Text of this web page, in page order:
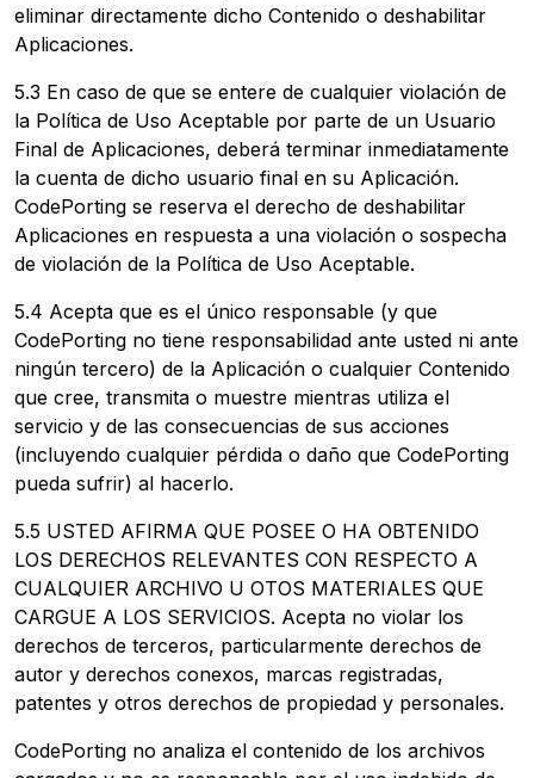
eliminar directamente dicho Contenido o deshabilitar
Aplicaciones.
5.3 En caso de que se entere de cualquier violación de
la Política de Uso Aceptable por parte de un Usuario
Final de Aplicaciones, deberá terminar inmediatamente
la cuenta de dicho usuario final en su Aplicación.
CodePorting se reserva el derecho de deshabilitar
Aplicaciones en respuesta a una violación o sospecha
de violación de la Política de Uso Aceptable.
5.4 Acepta que es el único responsable (y que
CodePorting no tiene responsabilidad ante usted ni ante
ningún tercero) de la Aplicación o cualquier Contenido
que cree, transmita o muestre mientras utiliza el
servicio y de las consecuencias de sus acciones
(incluyendo cualquier pérdida o daño que CodePorting
pueda sufrir) al hacerlo.
5.5 USTED AFIRMA QUE POSEE O HA OBTENIDO
LOS DERECHOS RELEVANTES CON RESPECTO A
CUALQUIER ARCHIVO U OTOS MATERIALES QUE
CARGUE A LOS SERVICIOS. Acepta no violar los
derechos de terceros, particularmente derechos de
autor y derechos conexos, marcas registradas,
patentes y otros derechos de propiedad y personales.
CodePorting no analiza el contenido de los archivos